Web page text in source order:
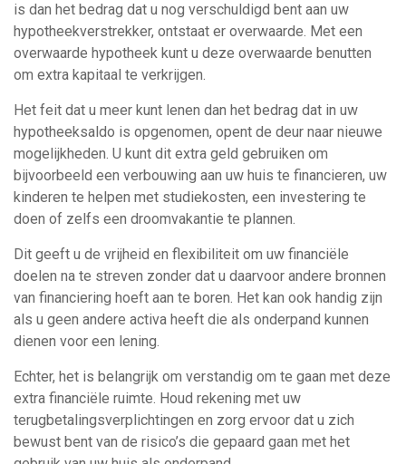
is dan het bedrag dat u nog verschuldigd bent aan uw
hypotheekverstrekker, ontstaat er overwaarde. Met een
overwaarde hypotheek kunt u deze overwaarde benutten
om extra kapitaal te verkrijgen.
Het feit dat u meer kunt lenen dan het bedrag dat in uw
hypotheeksaldo is opgenomen, opent de deur naar nieuwe
mogelijkheden. U kunt dit extra geld gebruiken om
bijvoorbeeld een verbouwing aan uw huis te financieren, uw
kinderen te helpen met studiekosten, een investering te
doen of zelfs een droomvakantie te plannen.
Dit geeft u de vrijheid en flexibiliteit om uw financiële
doelen na te streven zonder dat u daarvoor andere bronnen
van financiering hoeft aan te boren. Het kan ook handig zijn
als u geen andere activa heeft die als onderpand kunnen
dienen voor een lening.
Echter, het is belangrijk om verstandig om te gaan met deze
extra financiële ruimte. Houd rekening met uw
terugbetalingsverplichtingen en zorg ervoor dat u zich
bewust bent van de risico’s die gepaard gaan met het